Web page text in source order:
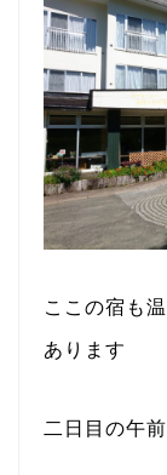
ここの宿も
あります
二日目の午